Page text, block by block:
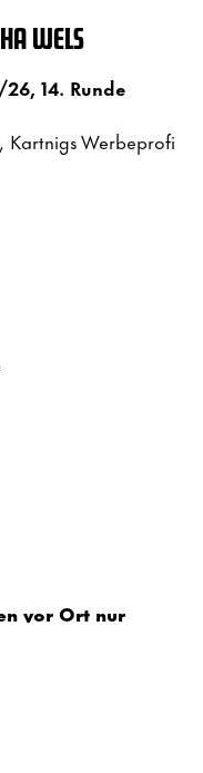
WELS
14. Runde
Werbeprofi
vor Ort nur